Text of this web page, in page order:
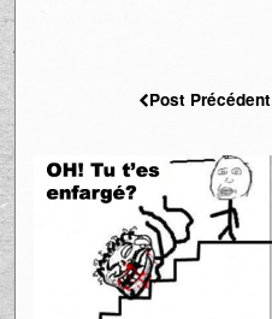
Post Précédent